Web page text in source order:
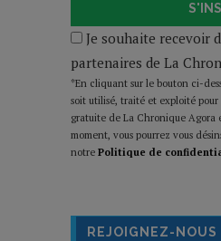
Je souhaite recevoir
partenaires de La
*En cliquant sur le bouton ci-
soit utilisé, traité et exploité
gratuite de La Chronique Agora
moment, vous pourrez vous
notre Politique de
REJOIGNEZ-NOUS